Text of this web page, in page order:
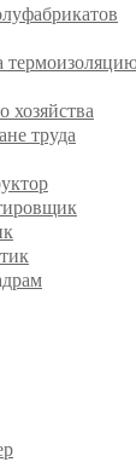
хозяйства
труда